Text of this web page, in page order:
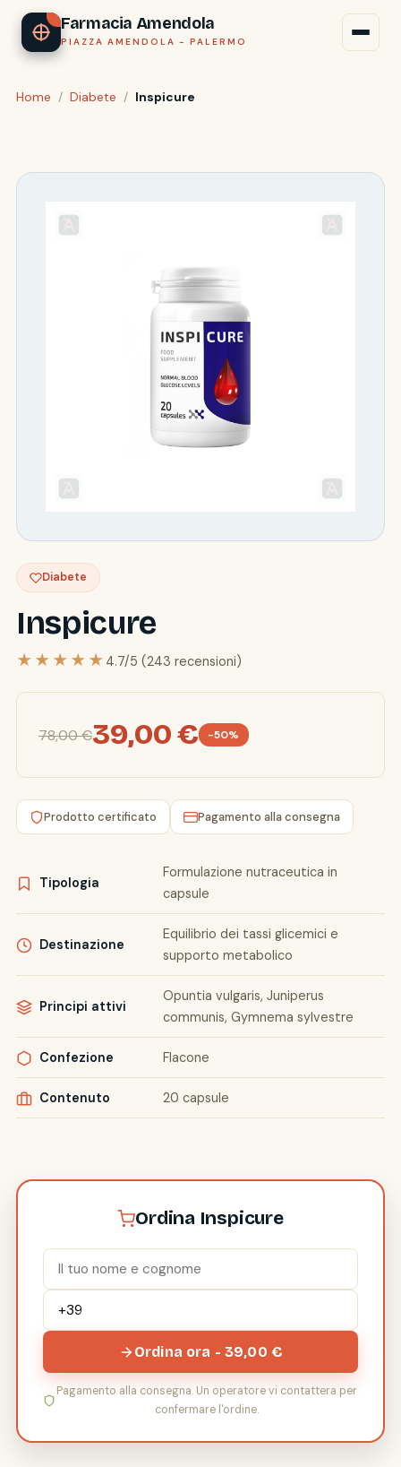
Farmacia Amendola
PIAZZA AMENDOLA - PALERMO
Home / Diabete / Inspicure
Diabete
Inspicure
★★★★★ 4.7/5 (243 recensioni)
78,00 €39,00 € -50%
Prodotto certificato Pagamento alla consegna
Tipologia
Formulazione nutraceutica in
capsule
Destinazione
Equilibrio dei tassi glicemici e
supporto metabolico
Principi attivi
Opuntia vulgaris, Juniperus
communis, Gymnema sylvestre
Confezione Flacone
Contenuto 20 capsule
Ordina Inspicure
Ordina ora - 39,00 €
Pagamento alla consegna. Un operatore vi contattera per
confermare l'ordine.